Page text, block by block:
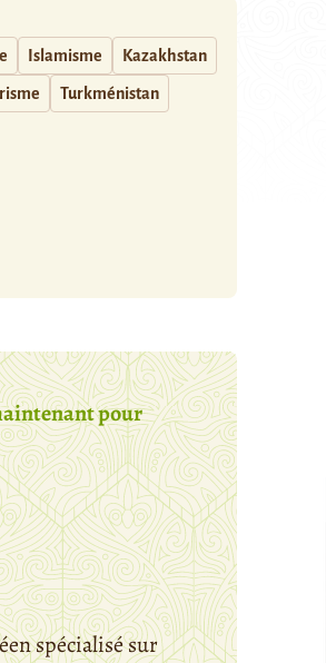
Islamisme Kazakhstan
Turkménistan
pour
spécialisé sur